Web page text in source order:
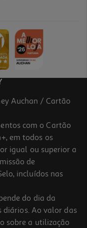
Auchan / Cartão
com o Cartão
em todos os
igual ou superior a
de
incluídos nas
do dia da
diários. Ao valor das
sobre a utilização